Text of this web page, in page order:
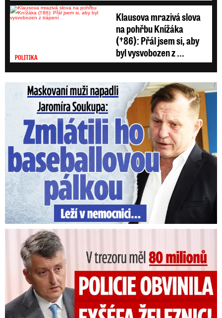
POLITIKA
Klausova mrazivá slova
na pohřbu Knížáka
(†86): Přál jsem si, aby
byl vysvobozen z ...
Maskovaní muži napadli Jaromíra Soukupa: Krvavá nakládačka
V trezoru měl 80 milionů: Policie obvinila exšéfa železnic!